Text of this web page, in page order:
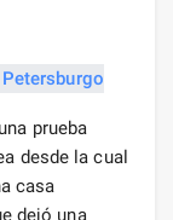
prueba
desde la cual
casa
dejó una